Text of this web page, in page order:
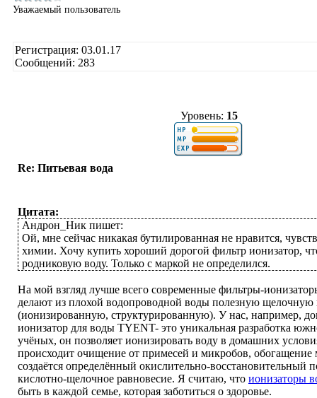
Уважаемый пользователь
Регистрация: 03.01.17
Сообщений: 283
Уровень: 15
Re: Питьевая вода
Цитата:
Андрон_Ник пишет:
Ой, мне сейчас никакая бутилированная не нравится,
химии. Хочу купить хороший дорогой фильтр ионизатор,
родниковую воду. Только с маркой не определился.
На мой взгляд лучше всего современные фильтры-
делают из плохой водопроводной воды полезную щелочную
(ионизированную, структурированную). У нас, например,
ионизатор для воды TYENT- это уникальная разработка
учёных, он позволяет ионизировать воду в домашних
происходит очищение от примесей и микробов, обогащение
создаётся определённый окислительно-восстановительный
кислотно-щелочное равновесие. Я считаю, что ионизаторы
быть в каждой семье, которая заботиться о здоровье.